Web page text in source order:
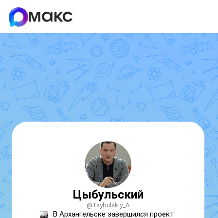
Цыбульский
@Tsybulskiy_A
В Архангельске завершился проект